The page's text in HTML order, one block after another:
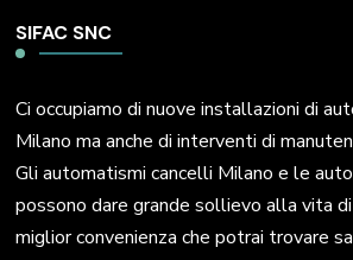
SIFAC SNC
Ci occupiamo di nuove installazioni di
Milano ma anche di interventi di
Gli automatismi cancelli Milano e le
possono dare grande sollievo alla vita
miglior convenienza che potrai trovare